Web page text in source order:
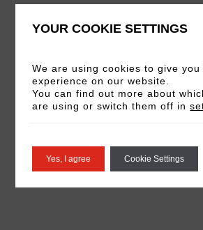
YOUR COOKIE SETTINGS
We are using cookies to give you
experience on our website.
You can find out more about
are using or switch them off in
Yes, I agree Cookie Settings